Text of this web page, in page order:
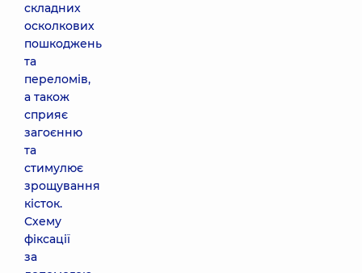
складних
осколкових
пошкоджень
та
переломів,
а також
сприяє
загоєнню
та
стимулює
зрощування
кісток.
Схему
фіксації
за